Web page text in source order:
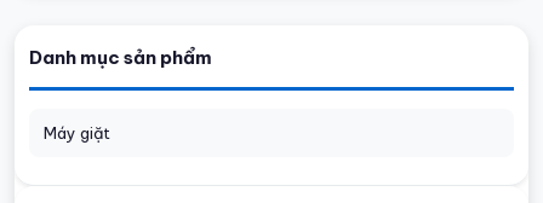
Danh mục sản phẩm
Máy giặt